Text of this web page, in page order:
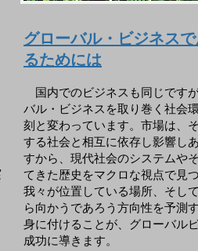
グローバル・ビジネス
るためには
国内でのビジネスも同じです
バル・ビジネスを取り巻く社会
刻と変わっています。市場は、
する社会と相互に依存し影響し
すから、現代社会のシステムや
てきた歴史をマクロな視点で見
我々が位置している場所、そし
ら向かうであろう方向性を予測
身に付けることが、グローバル
成功に導きます。